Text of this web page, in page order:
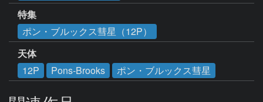
特集
ポン・ブルックス彗星（12P）
天体
12P
Pons-Brooks ポン・ブルックス彗星